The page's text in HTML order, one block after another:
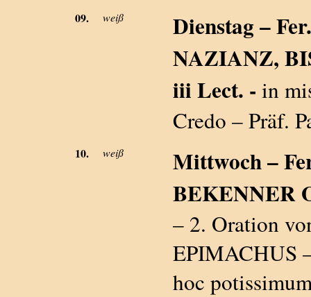
09. weiß
Dienstag –
NAZIANZ,
iii Lect. - in
Credo – Präf.
10. weiß
Mittwoch –
BEKENNER
– 2. Oration
EPIMACHUS
hoc